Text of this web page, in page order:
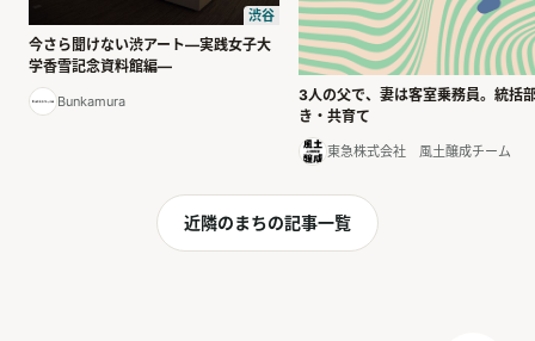
渋谷
今さら聞けない渋アート―実践女子大
学香雪記念資料館編―
Bunkamura
3人の父で、妻は客室乗務員。統括
き・共育て
東急株式会社 風土醸成チーム
近隣のまちの記事一覧